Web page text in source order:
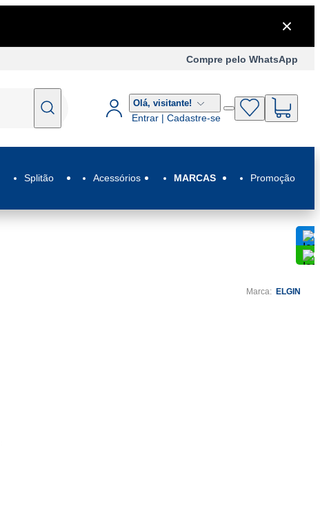
Compre pelo WhatsApp
Olá, visitante!
Entrar | Cadastre-se
Splitão Acessórios MARCAS Promoção
Marca: ELGIN